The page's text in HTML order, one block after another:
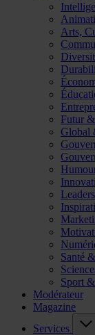
Arts,
Futur
Global
Santé
Sport
Modérateur
Magazine
Services